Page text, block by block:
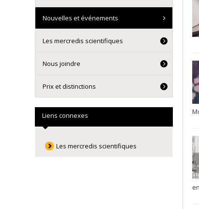
Nouvelles et événements
Les mercredis scientifiques
Nous joindre
Prix et distinctions
Liens connexes
Les mercredis scientifiques